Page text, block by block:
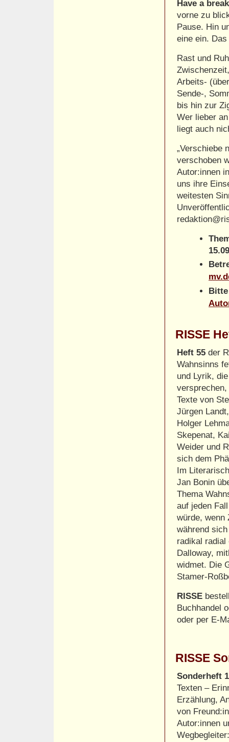
Have a
vorne zu
Pause. Hin
eine ein.
Rast und
Arbeits-
Sende-,
bis hin zur
Wer lieber
liegt auch
„Verschiebe
verschoben
Autor:innen
uns ihre
weitesten
RISSE
Heft 55 der
Wahnsinns
und Lyrik,
Texte von
Jürgen
Holger
Skepenat,
Weider und
sich dem
Im
Jan Bonin
Thema
auf jeden
würde, wenn
während
radikal radial
Dalloway,
widmet. Die
Stamer-
RISSE
Buchhandel
oder per E-
RISSE
Sonderheft
Texten –
Erzählung,
von
Autor:innen